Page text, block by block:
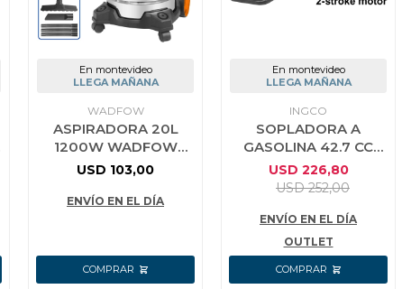
En montevideo
LLEGA MAÑANA
WADFOW
ASPIRADORA 20L
1200W WADFOW
SECO HUMEDO
USD 103,00
ENVÍO EN EL DÍA
En montevideo
LLEGA MAÑANA
INGCO
SOPLADORA A
GASOLINA 42.7 CC
INGCO GB543201
USD 226,80
USD 252,00
ENVÍO EN EL DÍA
OUTLET